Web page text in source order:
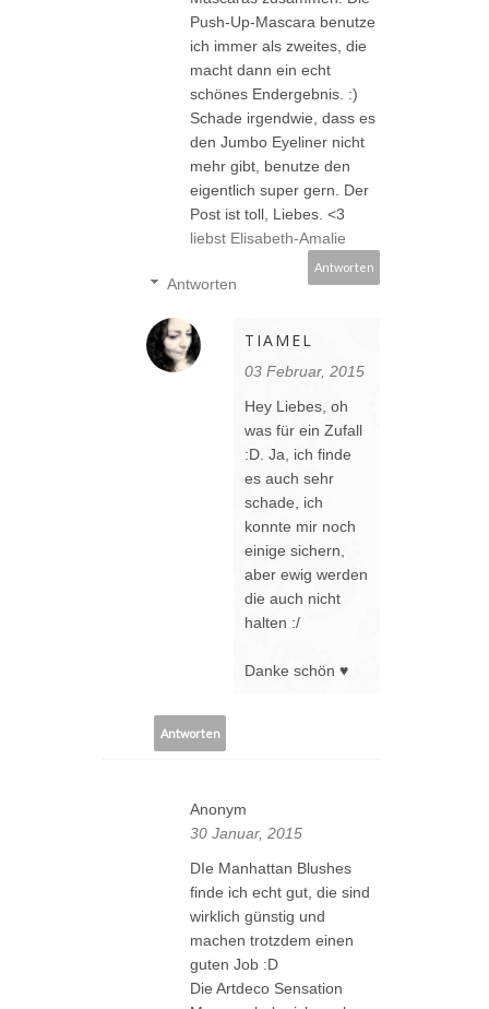
Push-Up-Mascara benutze
ich immer als zweites, die
macht dann ein echt
schönes Endergebnis. :)
Schade irgendwie, dass es
den Jumbo Eyeliner nicht
mehr gibt, benutze den
eigentlich super gern. Der
Post ist toll, Liebes. <3
liebst Elisabeth-Amalie
Antworten
Antworten
TIAMEL
03 Februar, 2015
Hey Liebes, oh
was für ein Zufall
:D. Ja, ich finde
es auch sehr
schade, ich
konnte mir noch
einige sichern,
aber ewig werden
die auch nicht
halten :/
Danke schön ♥
Antworten
Anonym
30 Januar, 2015
DIe Manhattan Blushes
finde ich echt gut, die sind
wirklich günstig und
machen trotzdem einen
guten Job :D
Die Artdeco Sensation